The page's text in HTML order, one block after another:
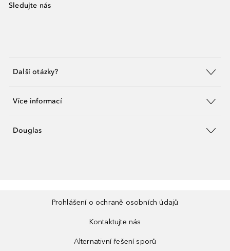
Sledujte nás
Další otázky?
Více informací
Douglas
Prohlášení o ochraně osobních údajů
Kontaktujte nás
Alternativní řešení sporů